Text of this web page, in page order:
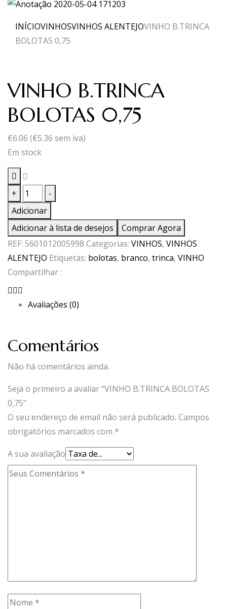
INÍCIOVINHOSVINHOS ALENTEJOVINHO B.TRINCA
BOLOTAS 0,75
VINHO B.TRINCA
BOLOTAS 0,75
€6.06 (€5.36 sem iva)
Em stock
+
Quantidade
de
VINHO
B.TRINCA
BOLOTAS
0,75
-
Adicionar
Adicionar à lista de desejos
Comprar Agora
REF: 5601012005998 Categorias: VINHOS, VINHOS
ALENTEJO Etiquetas: bolotas, branco, trinca, VINHO
Compartilhar :
Avaliações (0)
Comentários
Não há comentários ainda.
Seja o primeiro a avaliar “VINHO B.TRINCA BOLOTAS
0,75”
O seu endereço de email não será publicado. Campos
obrigatórios marcados com *
A sua avaliação